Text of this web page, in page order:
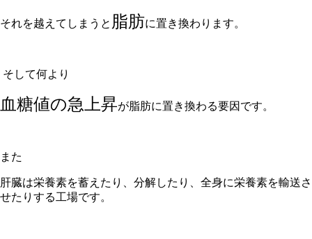
それを越えてしまうと 脂肪に置き換わります。
そして何より
血糖値の急上昇が脂肪に置き換わる要因です。
また
肝臓は栄養素を蓄えたり、分解したり、全身に栄養素を輸送さ
せたりする工場です。